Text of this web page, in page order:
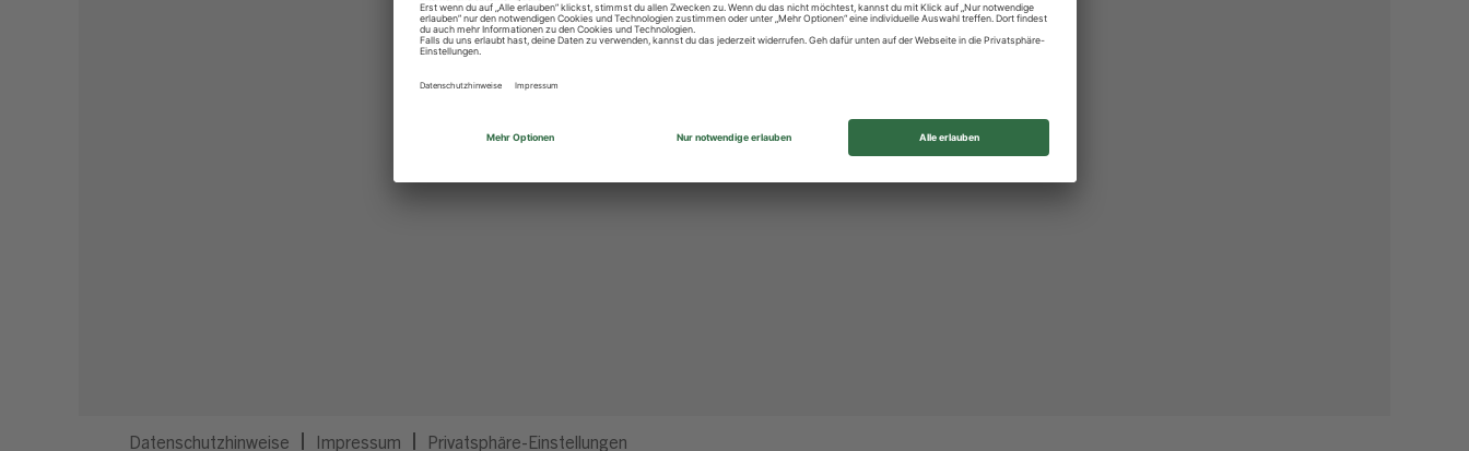
Datenschutzhinweise Impressum Privatsphäre-Einstellungen